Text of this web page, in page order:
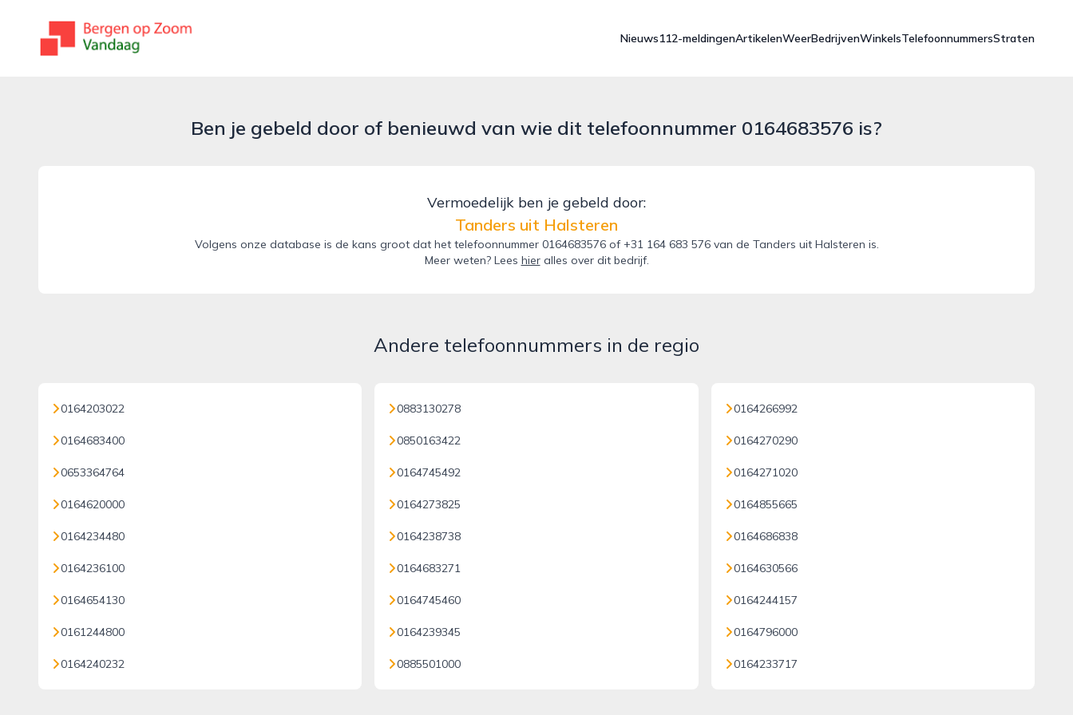
bergenopzoomvandaag.nl
Nieuws112-meldingenArtikelenWeerBedrijvenWinkelsTelefoonnummersStraten
Ben je gebeld door of benieuwd van wie dit telefoonnummer 0164683576 is?
Vermoedelijk ben je gebeld door:
Tanders uit Halsteren
Volgens onze database is de kans groot dat het telefoonnummer 0164683576 of +31 164 683 576 van de Tanders uit Halsteren is.
Meer weten? Lees hieralles over dit bedrijf.
Andere telefoonnummers in de regio
0164203022
0164683400
0653364764
0164620000
0164234480
0164236100
0164654130
0161244800
0164240232
0883130278
0850163422
0164745492
0164273825
0164238738
0164683271
0164745460
0164239345
0885501000
0164266992
0164270290
0164271020
0164855665
0164686838
0164630566
0164244157
0164796000
0164233717